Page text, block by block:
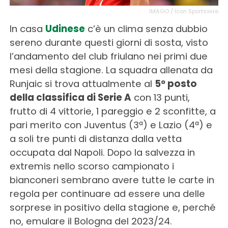
IMAGO / Icon Sportswire
In casa Udinesec’è un clima senza dubbio
sereno durante questi giorni di sosta, visto
l’andamento del club friulano nei primi due
mesi della stagione. La squadra allenata da
Runjaic si trova attualmente al 5º posto
della classifica di Serie A con 13 punti,
frutto di 4 vittorie, 1 pareggio e 2 sconfitte, a
pari merito con Juventus (3ª) e Lazio (4ª) e
a soli tre punti di distanza dalla vetta
occupata dal Napoli. Dopo la salvezza in
extremis nello scorso campionato i
bianconeri sembrano avere tutte le carte in
regola per continuare ad essere una delle
sorprese in positivo della stagione e, perché
no, emulare il Bologna del 2023/24.